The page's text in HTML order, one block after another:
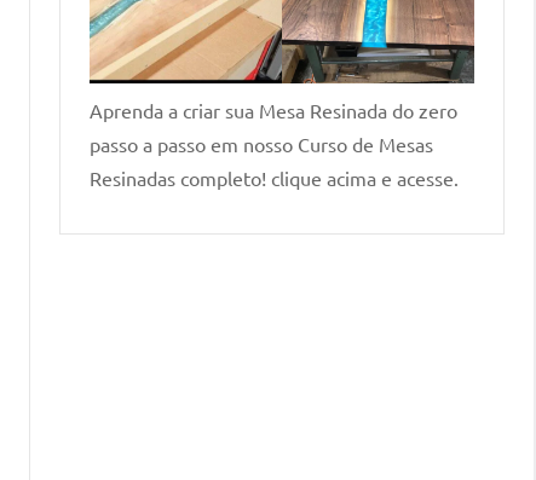
Aprenda a criar sua Mesa Resinada do zero
passo a passo em nosso Curso de Mesas
Resinadas completo! clique acima e acesse.